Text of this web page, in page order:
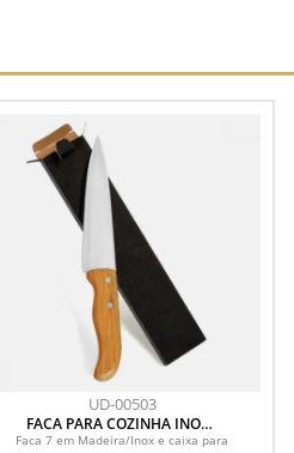
UD-00503
FACA PARA COZINHA INOX /
MADEIRA SPECIAL LINE - 7
Faca 7 em Madeira/Inox e caixa para